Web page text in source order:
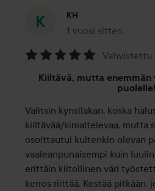
KH
1 vuosi sitten
Viesti luotiin 1 vuosi
5
Vahvistettu
Kiiltävä, mutta enemmän
puolelle!
Valitsin kynsilakan, koska
kiiltävää/kimaltelevaa, mutta
osoittautui kuitenkin olevan
vaaleanpunaisempi kuin
erittäin kiitollinen väri
kerros riittää. Kestää pitkään,